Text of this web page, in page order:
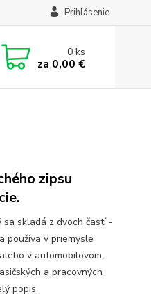
Prihlásenie
0ks
za 0,00 €
zipsu
skladá z dvoch častí -
používa v priemysle
v automobilovom.
a pracovných
popis